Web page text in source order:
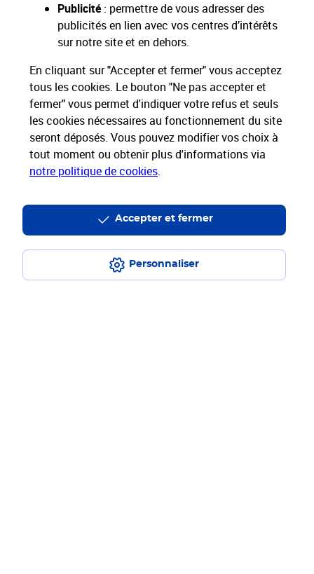
Publicité : permettre de vous adresser des
publicités en lien avec vos centres d’intérêts
sur notre site et en dehors.
En cliquant sur "Accepter et fermer" vous acceptez
tous les cookies. Le bouton "Ne pas accepter et
fermer" vous permet d'indiquer votre refus et seuls
les cookies nécessaires au fonctionnement du site
seront déposés. Vous pouvez modifier vos choix à
tout moment ou obtenir plus d'informations via
notre politique de cookies.
Personnaliser
Accepter et fermer
Paiements 100% sécurisés
Livraison offerte dès 25€ d'achat
Hors livres et hors produits marketplace
Nos engagements
sociétaux et environnementaux
Restons connectés